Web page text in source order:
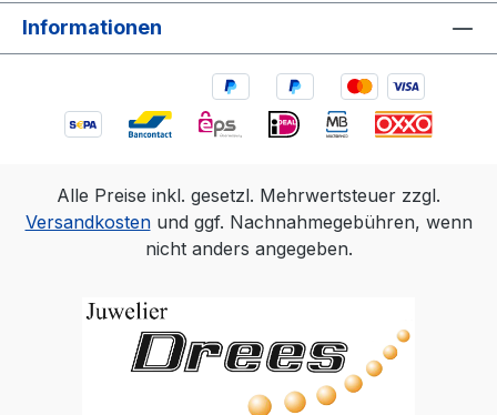
Informationen
Alle Preise inkl. gesetzl. Mehrwertsteuer zzgl.
Versandkostenund ggf. Nachnahmegebühren, wenn
nicht anders angegeben.